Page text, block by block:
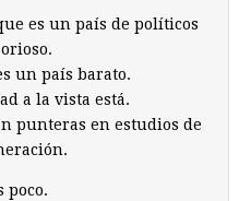
es un país de políticos
un país barato.
a la vista está.
punteras en estudios de
poco.